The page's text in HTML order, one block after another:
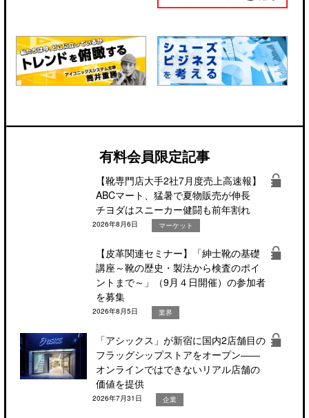
有料会員限定記事
【靴専門店大手2社7月度売上高速報】
ABCマート、猛暑で夏物販売が伸長
チヨダはスニーカー健闘も前年割れ
2026年8月6日 マーケット
【皮革関連セミナー】「紳士靴の基礎
講座～靴の歴史・製法から検査のポイ
ントまで～」（9月４日開催）の参加者
を募集
2026年8月5日 業界
「アシックス」が新宿に国内2店舗目の
フラッグシップストアをオープン――
オンラインではできないリアル店舗の
価値を提供
2026年7月31日 企業